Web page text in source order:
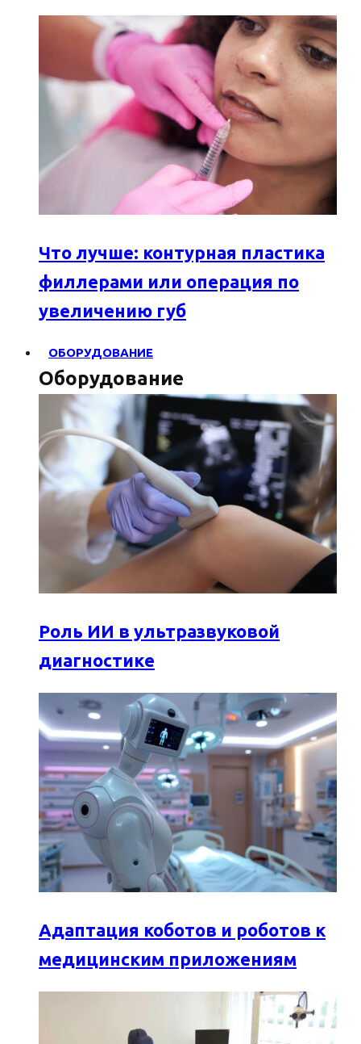
Что лучше: контурная пластика
филлерами или операция по
увеличению губ
ОБОРУДОВАНИЕ
Оборудование
Роль ИИ в ультразвуковой
диагностике
Адаптация коботов и роботов к
медицинским приложениям